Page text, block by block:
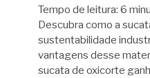
Tempo de leitura: 6
Descubra como a
sustentabilidade
vantagens desse
sucata de oxicorte